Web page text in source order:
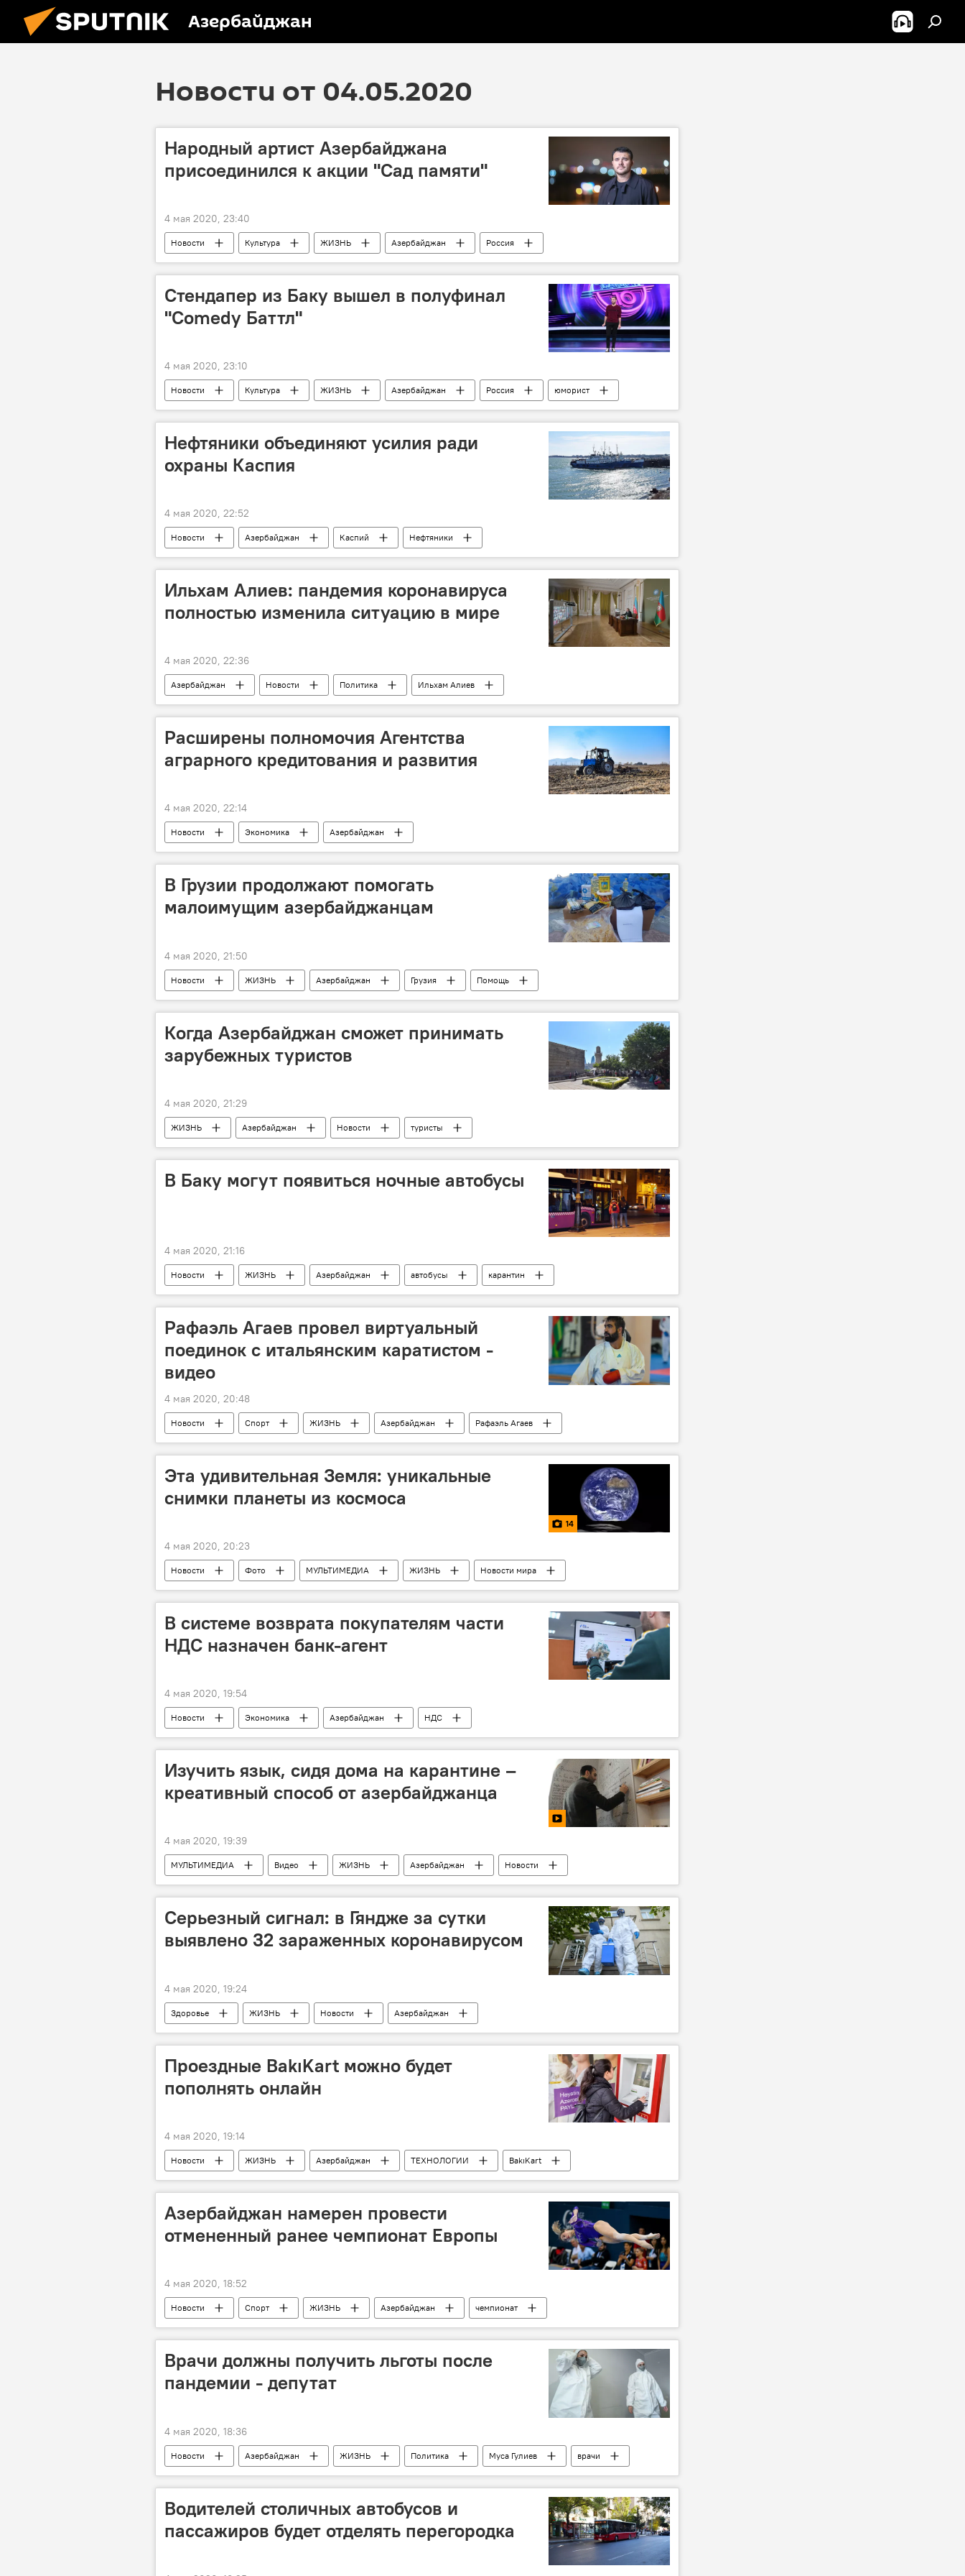
Азербайджан
Новости от 04.05.2020
Народный артист Азербайджана
присоединился к акции "Сад памяти"
4 мая 2020, 23:40
Новости Культура ЖИЗНЬ Азербайджан
Россия
Эмин Агаларов
Стендапер из Баку вышел в полуфинал
"Comedy Баттл"
4 мая 2020, 23:10
Новости Культура ЖИЗНЬ Азербайджан Россия юморист
Нефтяники объединяют усилия ради
охраны Каспия
4 мая 2020, 22:52
Новости Азербайджан Каспий Нефтяники
Ильхам Алиев: пандемия коронавируса
полностью изменила ситуацию в мире
4 мая 2020, 22:36
Азербайджан Новости Политика
Ильхам Алиев
Движение неприсоединения
Расширены полномочия Агентства
аграрного кредитования и развития
4 мая 2020, 22:14
Новости Экономика Азербайджан
В Грузии продолжают помогать
малоимущим азербайджанцам
4 мая 2020, 21:50
Новости ЖИЗНЬ Азербайджан Грузия Помощь
Когда Азербайджан сможет принимать
зарубежных туристов
4 мая 2020, 21:29
ЖИЗНЬ Азербайджан Новости туристы
В Баку могут появиться ночные автобусы
4 мая 2020, 21:16
Новости ЖИЗНЬ Азербайджан автобусы
карантин
Бакинское транспортное агентство (БТА)
Рафаэль Агаев провел виртуальный
поединок с итальянским каратистом -
видео
4 мая 2020, 20:48
Новости Спорт ЖИЗНЬ Азербайджан
Рафаэль Агаев
поединок
Эта удивительная Земля: уникальные
снимки планеты из космоса
14
4 мая 2020, 20:23
Новости Фото МУЛЬТИМЕДИА ЖИЗНЬ Новости мира
В системе возврата покупателям части
НДС назначен банк-агент
4 мая 2020, 19:54
Новости Экономика Азербайджан НДС
Изучить язык, сидя дома на карантине –
креативный способ от азербайджанца
4 мая 2020, 19:39
МУЛЬТИМЕДИА Видео ЖИЗНЬ Азербайджан Новости
Серьезный сигнал: в Гяндже за сутки
выявлено 32 зараженных коронавирусом
4 мая 2020, 19:24
Здоровье ЖИЗНЬ Новости Азербайджан
Проездные BakıKart можно будет
пополнять онлайн
4 мая 2020, 19:14
Новости ЖИЗНЬ Азербайджан ТЕХНОЛОГИИ BakıKart
Азербайджан намерен провести
отмененный ранее чемпионат Европы
4 мая 2020, 18:52
Новости Спорт ЖИЗНЬ Азербайджан
чемпионат
Спортивная гимнастика
Врачи должны получить льготы после
пандемии - депутат
4 мая 2020, 18:36
Новости Азербайджан ЖИЗНЬ Политика Муса Гулиев
врачи
Льготы
Водителей столичных автобусов и
пассажиров будет отделять перегородка